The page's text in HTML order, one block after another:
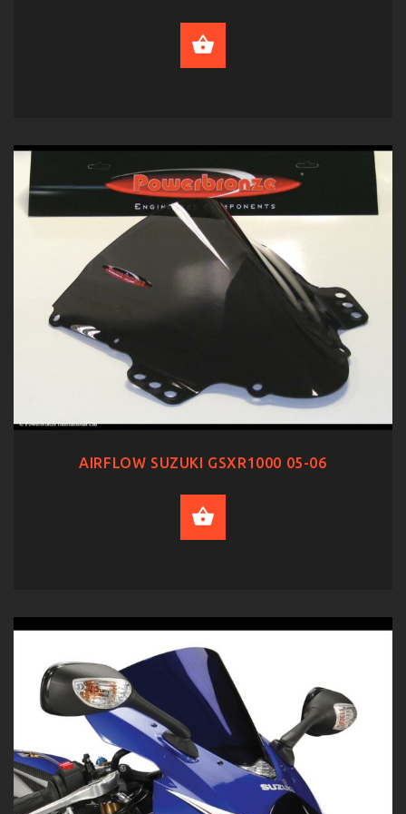
AIRFLOW SUZUKI GSXR1000 05-06